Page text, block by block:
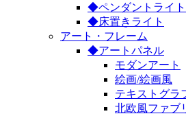
◆ペンダントライ
◆床置きライト
アート・フレーム
◆アートパネル
モダンアート
絵画/絵画風
テキストグラ
北欧風ファブ